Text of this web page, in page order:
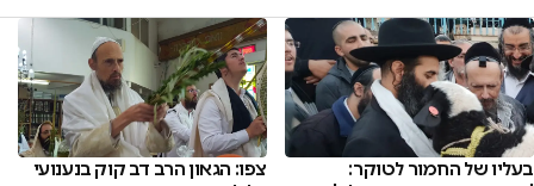
בעליו של החמור לטוקר:
צפו: הגאון הרב דב קוק בנענועי